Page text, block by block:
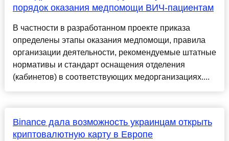
порядок оказания медпомощи ВИЧ-пациентам
В частности в разработанном проекте приказа
определены этапы оказания медпомощи, правила
организации деятельности, рекомендуемые штатные
нормативы и стандарт оснащения отделения
(кабинетов) в соответствующих медорганизациях....
Binance дала возможность украинцам открыть
криптовалютную карту в Европе